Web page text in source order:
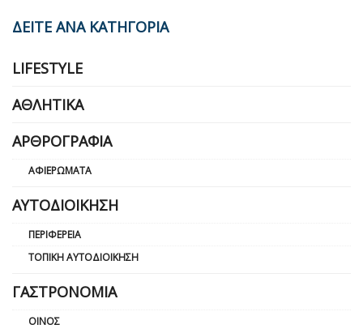
ΔΕΙΤΕ ΑΝΑ ΚΑΤΗΓΟΡΙΑ
LIFESTYLE
ΑΘΛΗΤΙΚΆ
ΑΡΘΡΟΓΡΑΦΊΑ
ΑΦΙΕΡΏΜΑΤΑ
ΑΥΤΟΔΙΟΊΚΗΣΗ
ΠΕΡΙΦΈΡΕΙΑ
ΤΟΠΙΚΉ ΑΥΤΟΔΙΟΊΚΗΣΗ
ΓΑΣΤΡΟΝΟΜΊΑ
ΟΊΝΟΣ